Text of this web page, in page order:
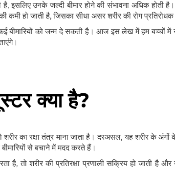
है, इसलिए उनके जल्दी बीमार होने की संभावना अधिक होती
हो जाती है, जिसका सीधा असर शरीर की रोग प्रतिरोधक
बीमारियों को जन्म दे सकती है। आज इस लेख में हम बच्चों में
क्या है?
शरीर का रक्षा तंत्र माना जाता है। दरअसल, यह शरीर के
से बचाने में मदद करते हैं।
है, तो शरीर की प्रतिरक्षा प्रणाली सक्रिय हो जाती